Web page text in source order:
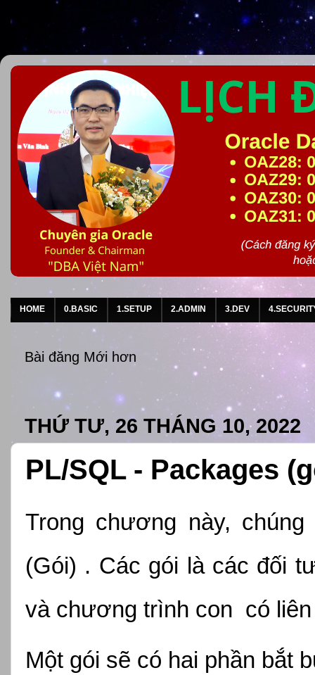
HOME 0.BASIC 1.SETUP 2.ADMIN 3.DEV
Bài đăng Mới hơn
THỨ TƯ, 26 THÁNG 10, 2022
PL/SQL - Packages
Trong chương này,
(Gói) . Các gói là các đối
và chương trình con  có
Một gói sẽ có hai phần bắt